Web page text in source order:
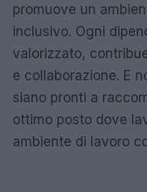
promuove un
inclusivo. Ogni
valorizzato,
e collaborazione. E
siano pronti a
ottimo posto dove
ambiente di lavoro